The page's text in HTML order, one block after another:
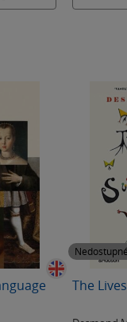
Nedostupné
The